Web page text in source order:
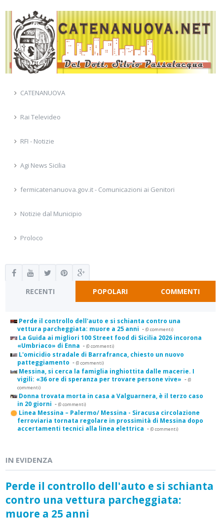
CATENANUOVA
Rai Televideo
RFI - Notizie
Agi News Sicilia
fermicatenanuova.gov.it - Comunicazioni ai Genitori
Notizie dal Municipio
Proloco
RECENTI POPOLARI COMMENTI
Perde il controllo dell'auto e si schianta contro una
vettura parcheggiata: muore a 25 anni - (0 commenti)
La Guida ai migliori 100 Street food di Sicilia 2026 incorona
«Umbriaco» di Enna - (0 commenti)
L'omicidio stradale di Barrafranca, chiesto un nuovo
patteggiamento - (0 commenti)
Messina, si cerca la famiglia inghiottita dalle macerie. I
vigili: «36 ore di speranza per trovare persone vive» - (0
commenti)
Donna trovata morta in casa a Valguarnera, è il terzo caso
in 20 giorni - (0 commenti)
Linea Messina – Palermo/ Messina - Siracusa circolazione
ferroviaria tornata regolare in prossimità di Messina dopo
accertamenti tecnici alla linea elettrica - (0 commenti)
IN EVIDENZA
Perde il controllo dell'auto e si schianta
contro una vettura parcheggiata:
muore a 25 anni